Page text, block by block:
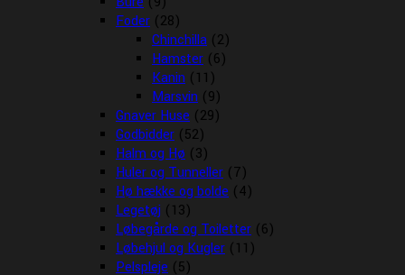
Foder (28)
Chinchilla (2)
Hamster (6)
Kanin (11)
Marsvin (9)
Gnaver Huse (29)
Godbidder (52)
Halm og Hø (3)
Huler og Tunneller (7)
Hø hække og bolde (4)
Legetøj (13)
Løbegårde og Toiletter (6)
Løbehjul og Kugler (11)
Pelspleje (5)